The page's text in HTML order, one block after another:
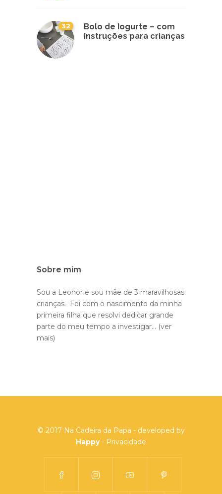
32
Bolo de Iogurte – com
instruções para crianças
Sobre mim
Sou a Leonor e sou mãe de 3 maravilhosas
crianças. Foi com o nascimento da minha
primeira filha que resolvi dedicar grande
parte do meu tempo a investigar... (ver
mais)
© 2017 Na Cadeira da Papa - developed by
Happy- Privacidade